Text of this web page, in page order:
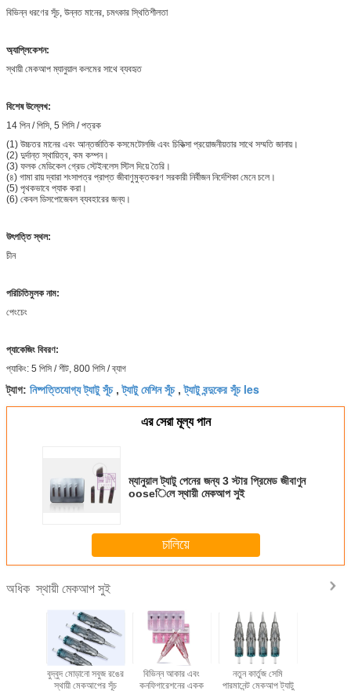
বিভিন্ন ধরণের সূঁচ, উন্নত মানের, চমৎকার স্থিতিশীলতা
অ্যাপ্লিকেশন:
স্থায়ী মেকআপ ম্যানুয়াল কলমের সাথে ব্যবহৃত
বিশেষ উল্লেখ:
14 পিন / পিসি, 5 পিসি / পত্রক
(1) উচ্চতর মানের এবং আন্তর্জাতিক কসমেটোলজি এবং চিকিত্সা প্রয়োজনীয়তার সাথে সম্মতি জানায়।
(2) দুর্দান্ত স্থায়িত্ব, কম কম্পন।
(3) ফলক মেডিকেল গ্রেড স্টেইনলেস স্টিল দিয়ে তৈরি।
(৪) গামা রায় দ্বারা শংসাপত্র প্রাপ্ত জীবাণুমুক্তকরণ সরকারী নির্বীজন নির্দেশিকা মেনে চলে।
(5) পৃথকভাবে প্যাক করা।
(6) কেবল ডিসপোজেবল ব্যবহারের জন্য।
উৎপত্তি স্থল:
চীন
পরিচিতিমুলক নাম:
পেংচেং
প্যাকেজিং বিবরণ:
প্যাকিং: 5 পিসি / শীট, 800 পিসি / ব্যাগ
ট্যাগ: নিষ্পত্তিযোগ্য ট্যাটু সূঁচ,ট্যাটু মেশিন সূঁচ,ট্যাটু বন্দুকের সূঁচ les
এর সেরা মূল্য পান
ম্যানুয়াল ট্যাটু পেনের জন্য 3 স্টার প্রিমেড জীবাণুন
ooseিলে স্থায়ী মেকআপ সুই
চালিয়ে
অধিকস্থায়ী মেকআপ সুই
বুদ্বুদ মোড়ানো সবুজ রঙের
স্থায়ী মেকআপের সূঁচ
বিভিন্ন আকার এবং
কনফিগারেশনের একক
নতুন কার্তুজ সেমি
পারমানেন্ট মেকআপ ট্যাটু